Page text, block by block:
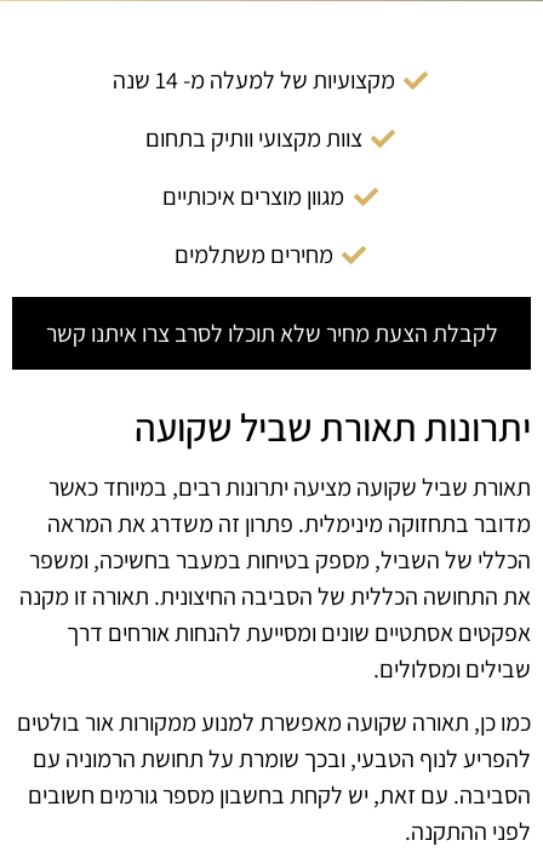
מקצועיות של למעלה מ- 14 שנה
צוות מקצועי וותיק בתחום
מגוון מוצרים איכותיים
מחירים משתלמים
לקבלת הצעת מחיר שלא תוכלו לסרב צרו איתנו קשר
יתרונות תאורת שביל שקועה
תאורת שביל שקועה מציעה יתרונות רבים, במיוחד כאשר
מדובר בתחזוקה מינימלית. פתרון זה משדרג את המראה
הכללי של השביל, מספק בטיחות במעבר בחשיכה, ומשפר
את התחושה הכללית של הסביבה החיצונית. תאורה זו מקנה
אפקטים אסתטיים שונים ומסייעת להנחות אורחים דרך
שבילים ומסלולים.
כמו כן, תאורה שקועה מאפשרת למנוע ממקורות אור בולטים
להפריע לנוף הטבעי, ובכך שומרת על תחושת הרמוניה עם
הסביבה. עם זאת, יש לקחת בחשבון מספר גורמים חשובים
לפני ההתקנה.